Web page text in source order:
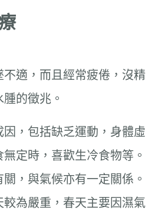
適，而且經常疲倦，沒精
的徵兆。
，包括缺乏運動，身體虛
定時，喜歡生冷食物等。
，與氣候亦有一定關係。
較為嚴重，春天主要因濕氣